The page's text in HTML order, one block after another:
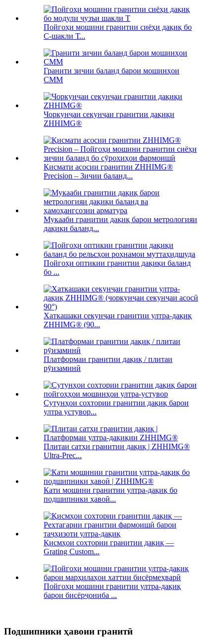
Пойгоҳи мошини гранитии сиёҳи дақиқ бо
C-шакли Т...
Гранити зичии баланд барои мошинҳои
CMM
Чоркунҷаи секунҷаи гранитии дақиқи
ZHHIMG®
Қисмати асосии гранитии ZHHIMG®
Precision – Зичии баланд...
Мукааби гранитии дақиқ барои метрологияи
дақиқи баланд...
Пойгоҳи оптикии гранитии дақиқи баланд
бо ...
Хаткашаки секунҷаи гранитии ултра-дақиқ
ZHHIMG® (90...
Платформаи гранитии дақиқ / плитаи
рӯизаминӣ
Сутунҳои сохтории гранитии дақиқ барои
ултра устувор...
Плитаи сатҳи гранитии дақиқ | ZHHIMG®
Ultra-Prec...
Кати мошини гранитии ултра-дақиқ бо
подшипники ҳавоӣ...
Қисмҳои сохтории гранитии дақиқ —
Grating Custom...
Пойгоҳи мошини гранитии ултра-дақиқ
барои бисёрҷониба ...
Подшипники ҳавоии гранитӣ